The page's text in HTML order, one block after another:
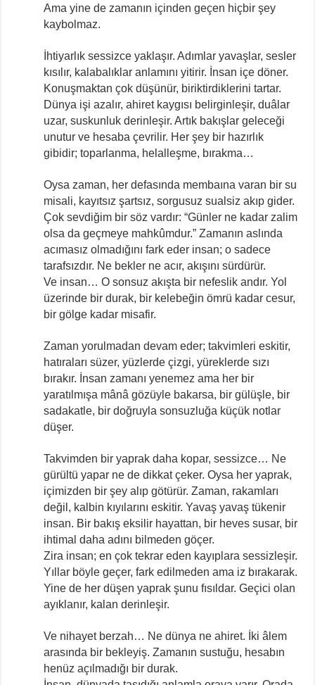
Ama yine de zamanın içinden geçen hiçbir şey
kaybolmaz.
İhtiyarlık sessizce yaklaşır. Adımlar yavaşlar, sesler
kısılır, kalabalıklar anlamını yitirir. İnsan içe döner.
Konuşmaktan çok düşünür, biriktirdiklerini tartar.
Dünya işi azalır, ahiret kaygısı belirginleşir, duâlar
uzar, suskunluk derinleşir. Artık bakışlar geleceği
unutur ve hesaba çevrilir. Her şey bir hazırlık
gibidir; toparlanma, helalleşme, bırakma…
Oysa zaman, her defasında membaına varan bir su
misali, kayıtsız şartsız, sorgusuz sualsiz akıp gider.
Çok sevdiğim bir söz vardır: “Günler ne kadar zalim
olsa da geçmeye mahkûmdur.” Zamanın aslında
acımasız olmadığını fark eder insan; o sadece
tarafsızdır. Ne bekler ne acır, akışını sürdürür.
Ve insan… O sonsuz akışta bir nefeslik andır. Yol
üzerinde bir durak, bir kelebeğin ömrü kadar cesur,
bir gölge kadar misafir.
Zaman yorulmadan devam eder; takvimleri eskitir,
hatıraları süzer, yüzlerde çizgi, yüreklerde sızı
bırakır. İnsan zamanı yenemez ama her bir
yaratılmışa mânâ gözüyle bakarsa, bir gülüşle, bir
sadakatle, bir doğruyla sonsuzluğa küçük notlar
düşer.
Takvimden bir yaprak daha kopar, sessizce… Ne
gürültü yapar ne de dikkat çeker. Oysa her yaprak,
içimizden bir şey alıp götürür. Zaman, rakamları
değil, kalbin kıyılarını eskitir. Yavaş yavaş tükenir
insan. Bir bakış eksilir hayattan, bir heves susar, bir
ihtimal daha adını bilmeden göçer.
Zira insan; en çok tekrar eden kayıplara sessizleşir.
Yıllar böyle geçer, fark edilmeden ama iz bırakarak.
Yine de her düşen yaprak şunu fısıldar. Geçici olan
ayıklanır, kalan derinleşir.
Ve nihayet berzah… Ne dünya ne ahiret. İki âlem
arasında bir bekleyiş. Zamanın sustuğu, hesabın
henüz açılmadığı bir durak.